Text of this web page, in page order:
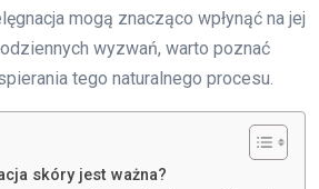
mogą znacząco wpłynąć na jej
wyzwań, warto poznać
tego naturalnego procesu.
skóry jest ważna?